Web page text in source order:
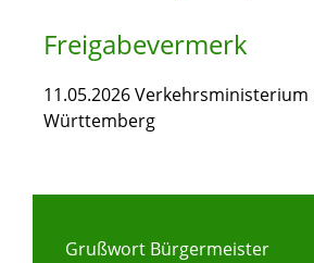
Freigabevermerk
11.05.2026 Verkehrsministerium
Württemberg
Grußwort Bürgermeister